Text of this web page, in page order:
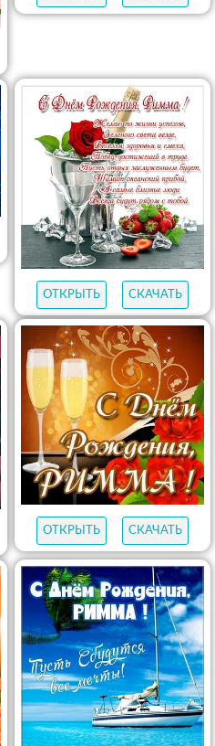
ОТКРЫТЬ СКАЧАТЬ
ОТКРЫТЬ СКАЧАТЬ